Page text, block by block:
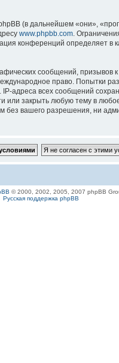
(в дальнейшем «они»,
www.phpbb.com.
конференций определяет в
сообщений,
право. Попытки
адреса всех сообщений
закрыть любую тему в
вашего разрешения, ни
© 2000, 2002, 2005, 2007 phpBB
Русская поддержка phpBB